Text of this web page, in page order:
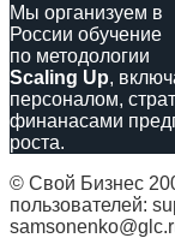
Мы организуем в
России обучение
по методологии
Scaling Up,
персоналом,
финанасами
роста.
© Свой Бизнес
пользователей: